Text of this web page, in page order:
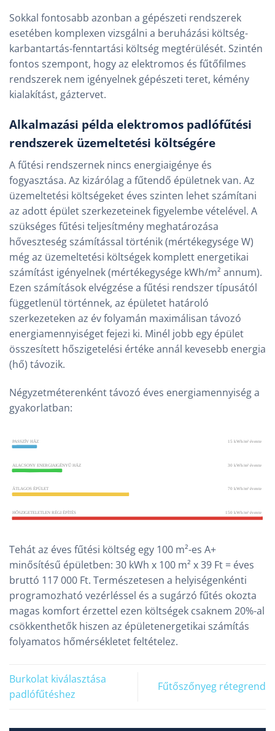
Sokkal fontosabb azonban a gépészeti rendszerek
esetében komplexen vizsgálni a beruházási költség-
karbantartás-fenntartási költség megtérülését. Szintén
fontos szempont, hogy az elektromos és fűtőfilmes
rendszerek nem igényelnek gépészeti teret, kémény
kialakítást, gáztervet.
Alkalmazási példa elektromos padlófűtési
rendszerek üzemeltetési költségére
A fűtési rendszernek nincs energiaigénye és
fogyasztása. Az kizárólag a fűtendő épületnek van. Az
üzemeltetési költségeket éves szinten lehet számítani
az adott épület szerkezeteinek figyelembe vételével. A
szükséges fűtési teljesítmény meghatározása
hőveszteség számítással történik (mértékegysége W)
még az üzemeltetési költségek komplett energetikai
számítást igényelnek (mértékegysége kWh/m² annum).
Ezen számítások elvégzése a fűtési rendszer típusától
függetlenül történnek, az épületet határoló
szerkezeteken az év folyamán maximálisan távozó
energiamennyiséget fejezi ki. Minél jobb egy épület
összesített hőszigetelési értéke annál kevesebb energia
(hő) távozik.
Négyzetméterenként távozó éves energiamennyiség a
gyakorlatban:
Tehát az éves fűtési költség egy 100 m²-es A+
minősítésű épületben: 30 kWh x 100 m² x 39 Ft = éves
bruttó 117 000 Ft. Természetesen a helyiségenkénti
programozható vezérléssel és a sugárzó fűtés okozta
magas komfort érzettel ezen költségek csaknem 20%-al
csökkenthetők hiszen az épületenergetikai számítás
folyamatos hőmérsékletet feltételez.
Burkolat kiválasztása
padlófűtéshez
Fűtőszőnyeg rétegrend